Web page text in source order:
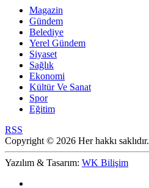
Magazin
Gündem
Belediye
Yerel Gündem
Siyaset
Sağlık
Ekonomi
Kültür Ve Sanat
Spor
Eğitim
RSS
Copyright © 2026 Her hakkı saklıdır.
Yazılım & Tasarım: WK Bilişim